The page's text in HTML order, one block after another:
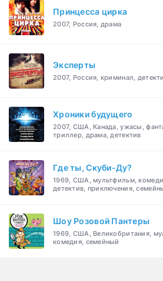
Принцесса цирка
2007, Россия, драма
Эксперты
2007, Россия, криминал,
Хроники будущего
2007, США, Канада, ужасы,
триллер, драма, детектив
Где ты, Скуби-Ду?
1969, США, мультфильм,
детектив, приключения,
Шоу Розовой Пантеры
1969, США, Великобритания,
комедия, семейный